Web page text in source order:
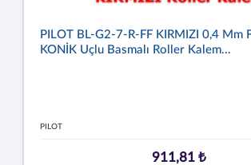
PILOT BL-G2-7-R-FF KIRMIZI 0,4 Mm
KONİK Uçlu Basmalı Roller Kalem...
PILOT
911,81 ₺